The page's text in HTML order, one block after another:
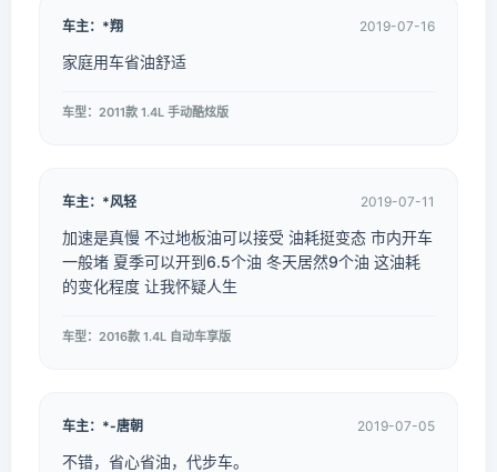
车主：*翔 2019-07-16
家庭用车省油舒适
车型：2011款 1.4L 手动酷炫版
车主：*风轻 2019-07-11
加速是真慢 不过地板油可以接受 油耗挺变态 市内开车
一般堵 夏季可以开到6.5个油 冬天居然9个油 这油耗
的变化程度 让我怀疑人生
车型：2016款 1.4L 自动车享版
车主：*-唐朝 2019-07-05
不错，省心省油，代步车。